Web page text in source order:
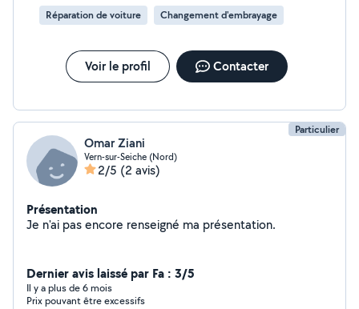
Réparation de voiture Changement d'embrayage
Voir le profil Contacter
Particulier
Omar Ziani
Vern-sur-Seiche (Nord)
2/5 (2 avis)
Présentation
Je n'ai pas encore renseigné ma présentation.
Dernier avis laissé par Fa : 3/5
Il y a plus de 6 mois
Prix pouvant être excessifs